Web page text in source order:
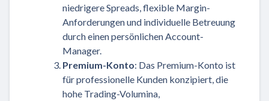
niedrigere Spreads, flexible Margin-
Anforderungen und individuelle Betreuung
durch einen persönlichen Account-
Manager.
Premium-Konto: Das Premium-Konto ist
für professionelle Kunden konzipiert, die
hohe Trading-Volumina,